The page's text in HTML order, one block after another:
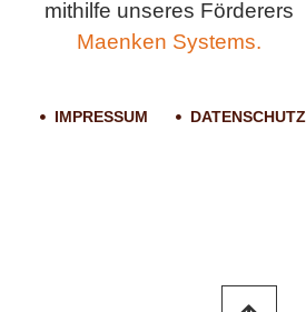
mithilfe unseres Förderers
Maenken Systems.
IMPRESSUM DATENSCHUTZ